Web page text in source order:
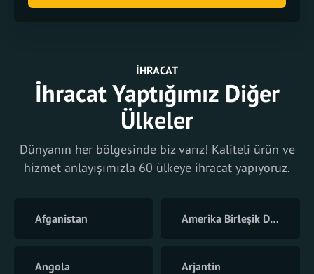
İHRACAT
İhracat Yaptığımız Diğer
Ülkeler
Dünyanın her bölgesinde biz varız! Kaliteli ürün ve
hizmet anlayışımızla 60 ülkeye ihracat yapıyoruz.
Afganistan Amerika Birleşik Devletleri
Angola Arjantin